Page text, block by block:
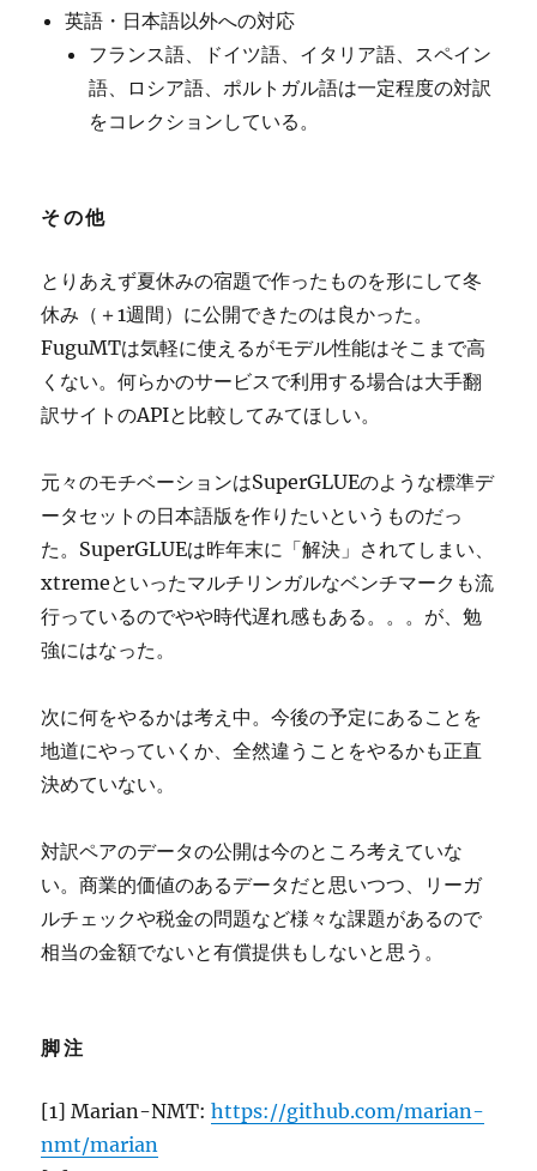
英語・日本語以外への対応
フランス語、ドイツ語、イタリア語、スペイン
語、ロシア語、ポルトガル語は一定程度の対訳
をコレクションしている。
その他
とりあえず夏休みの宿題で作ったものを形にして冬
休み（＋1週間）に公開できたのは良かった。
FuguMTは気軽に使えるがモデル性能はそこまで高
くない。何らかのサービスで利用する場合は大手翻
訳サイトのAPIと比較してみてほしい。
元々のモチベーションはSuperGLUEのような標準デ
ータセットの日本語版を作りたいというものだっ
た。SuperGLUEは昨年末に「解決」されてしまい、
xtremeといったマルチリンガルなベンチマークも流
行っているのでやや時代遅れ感もある。。。が、勉
強にはなった。
次に何をやるかは考え中。今後の予定にあることを
地道にやっていくか、全然違うことをやるかも正直
決めていない。
対訳ペアのデータの公開は今のところ考えていな
い。商業的価値のあるデータだと思いつつ、リーガ
ルチェックや税金の問題など様々な課題があるので
相当の金額でないと有償提供もしないと思う。
脚注
[1] Marian-NMT:https://github.com/marian-
nmt/marian